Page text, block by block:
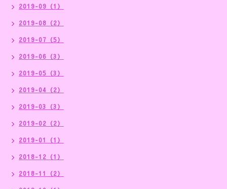
2019-09（1）
2019-08（2）
2019-07（5）
2019-06（3）
2019-05（3）
2019-04（2）
2019-03（3）
2019-02（2）
2019-01（1）
2018-12（1）
2018-11（2）